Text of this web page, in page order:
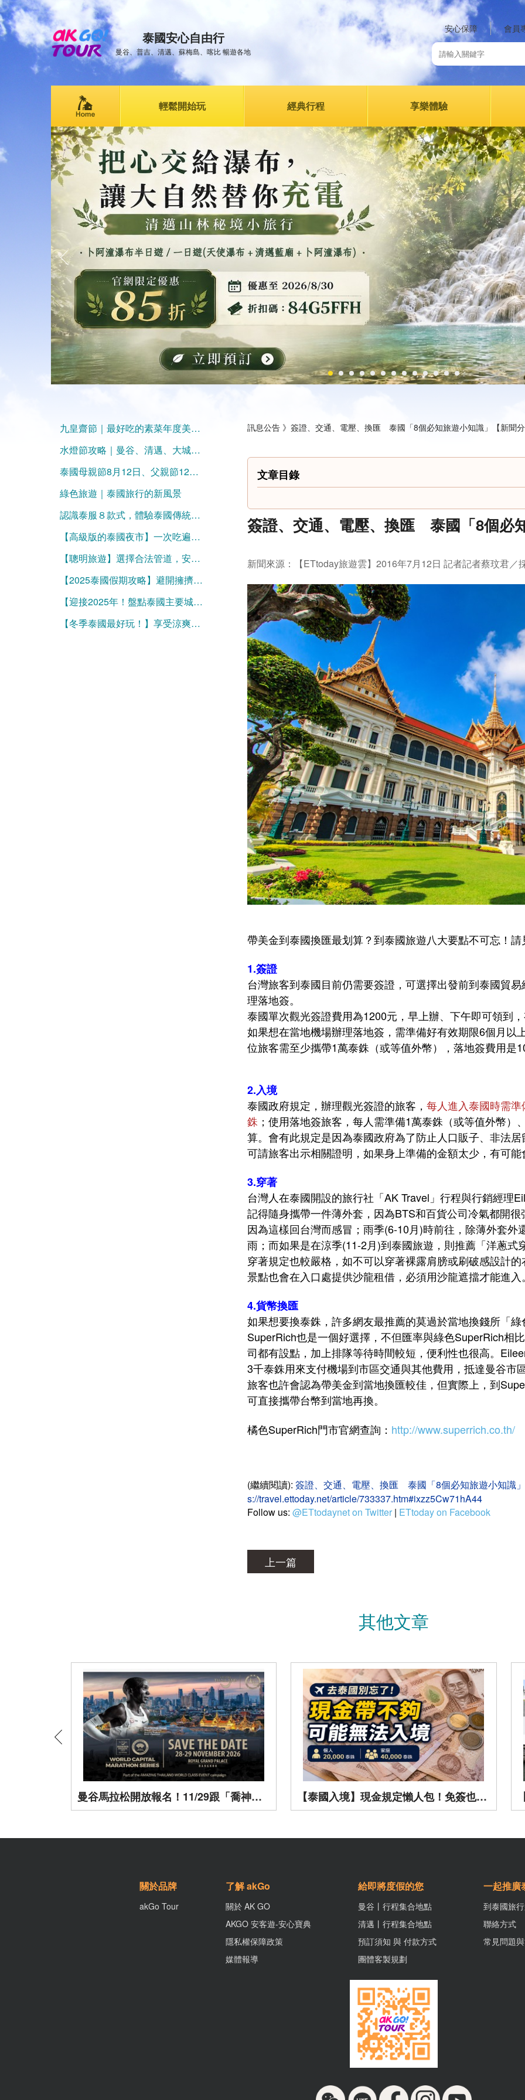
泰國安心自由行
曼谷、普吉、清邁、蘇梅島、喀比 暢遊各地
安心保障 會員
輕鬆開始玩 經典行程 享樂體驗
訊息公告 》 簽證、交通、電壓、換匯 泰國「8個必知旅遊小知識」【新聞
文章目錄
簽證、交通、電壓、換匯 泰國「8個必
新聞來源：【ETtoday旅遊雲】2016年7月12日 記者記者蔡玟君／
帶美金到泰國換匯最划算？到泰國旅遊八大要點不可忘！
1.簽證
台灣旅客到泰國目前仍需要簽證，可選擇出發前到泰國貿
理落地簽。
泰國單次觀光簽證費用為1200元，早上辦、下午即可領到
如果想在當地機場辦理落地簽，需準備好有效期限6個月以
位旅客需至少攜帶1萬泰銖（或等值外幣），落地簽費用是
2.入境
泰國政府規定，辦理觀光簽證的旅客， 每人進入泰國時需
銖 ；使用落地簽旅客，每人需準備1萬泰銖（或等值外幣
算。會有此規定是因為泰國政府為了防止人口販子、非法
可請旅客出示相關證明，如果身上準備的金額太少，有可
3.穿著
台灣人在泰國開設的旅行社「AK Travel」行程與行銷經理
記得隨身攜帶一件薄外套，因為BTS和百貨公司冷氣都開
因為這樣回台灣而感冒；雨季(6-10月)時前往，除薄外套
雨；而如果是在涼季(11-2月)到泰國旅遊，則推薦「洋蔥
穿著規定也較嚴格，如不可以穿著裸露肩膀或刷破感設計
景點也會在入口處提供沙龍租借，必須用沙龍遮擋才能進入
4.貨幣換匯
如果想要換泰銖，許多網友最推薦的莫過於當地換錢所「
SuperRich也是一個好選擇，不但匯率與綠色SuperRich相
司都有設點，加上排隊等待時間較短，便利性也很高。
3千泰銖用來支付機場到市區交通與其他費用，抵達曼谷市
旅客也許會認為帶美金到當地換匯較佳，但實際上，到
可直接攜帶台幣到當地再換。
橘色SuperRich門市官網查詢： http://www.superrich.co.th/
(繼續閱讀): 簽證、交通、電壓、換匯 泰國「8個必知旅遊小知識
s://travel.ettoday.net/article/733337.htm#ixzz5Cw71hA44
Follow us: @ETtodaynet on Twitter | ETtoday on Facebook
上一篇
九皇齋節｜最好吃的素菜年度美食大集合，不吃泰可惜！
水燈節攻略｜曼谷、清邁、大城、素可泰最佳活動地點大盤點
泰國母親節8月12日、父親節12月5日！
綠色旅遊｜泰國旅行的新風景
認識泰服８款式，體驗泰國傳統之美
【高級版的泰國夜市】一次吃遍泰國各府經典小吃，吃飽再買伴手禮
【聰明旅遊】選擇合法管道，安全安心享受美好泰國
【2025泰國假期攻略】避開擁擠，挑對時機暢遊微笑國度！
【迎接2025年！盤點泰國主要城市跨年倒數煙火秀地點】
【冬季泰國最好玩！】享受涼爽舒適氣候的最佳旅遊秘訣
其他文章
曼谷馬拉松開放報名！11/29跟「喬神」跑在曼谷街頭 【泰國入境】現金規定懶人包！免簽也要注意帶夠錢
關於品牌
akGo Tour
了解 akGo
關於 AK GO
AKGO 安客遊-安心寶典
隱私權保障政策
媒體報導
給即將度假的您
曼谷丨行程集合地點
清邁丨行程集合地點
預訂須知 與 付款方式
團體客製規劃
一起推廣
到泰國旅
聯絡方式
常見問題